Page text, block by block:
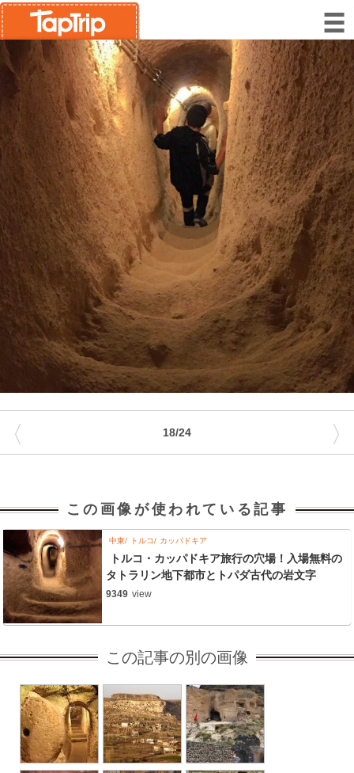
18/24
〈 〉
この画像が使われている記事
中東 トルコ カッパドキア
トルコ・カッパドキア旅行の穴場！入場無料の
タトラリン地下都市とトパダ古代の岩文字
9349 view
この記事の別の画像